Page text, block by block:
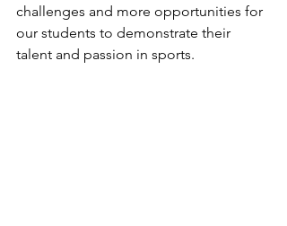
challenges and more opportunities for
our students to demonstrate their
talent and passion in sports.